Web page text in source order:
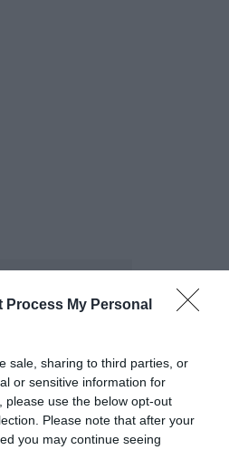
Process My Personal
sale, sharing to third parties, or
or sensitive information for
please use the below opt-out
Please note that after your
you may continue seeing
CIKK
HOGY MI FÁN TEREM A